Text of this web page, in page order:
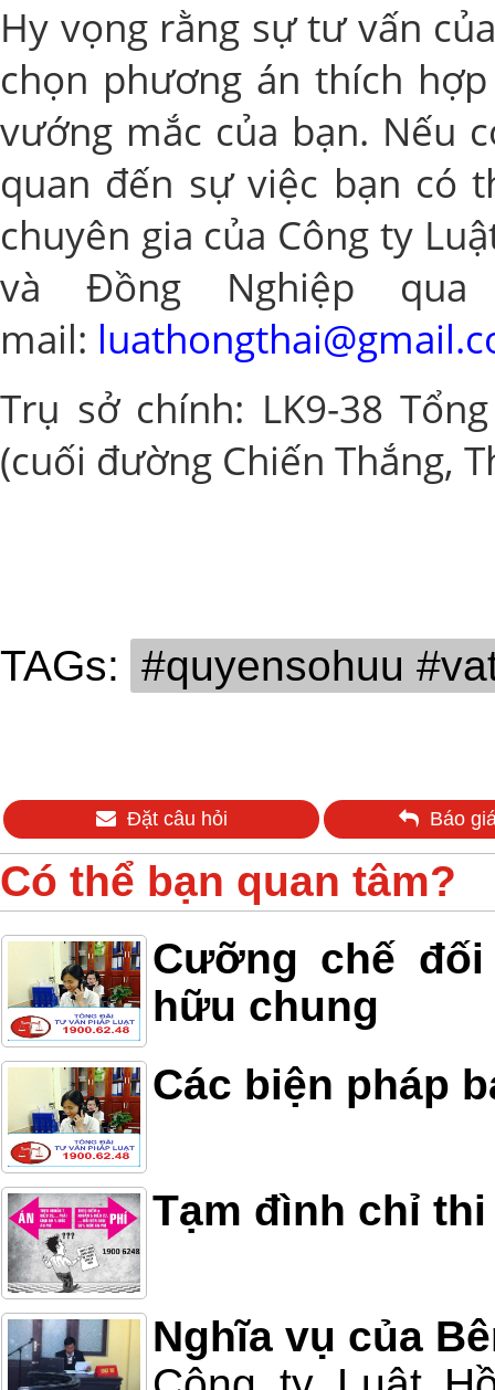
Hy vọng rằng sự tư vấn
chọn phương án thích
vướng mắc của bạn. Nếu
quan đến sự việc bạn có
chuyên gia của Công ty
và Đồng Nghiệp
mail:
Trụ sở chính: LK9-38
(cuối đường Chiến Thắng,
TAGs: #quyensohuu
Đặt câu hỏi Báo
Có thể bạn quan tâm?
Cưỡng chế
hữu chung
Các biện pháp
Tạm đình chỉ
Nghĩa vụ của